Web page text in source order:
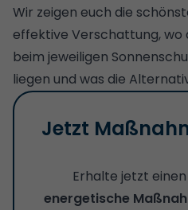
Wir zeigen euch die
effektive Verschattung, wo
beim jeweiligen
liegen und was die
Jetzt
Erhalte jetzt einen
energetische